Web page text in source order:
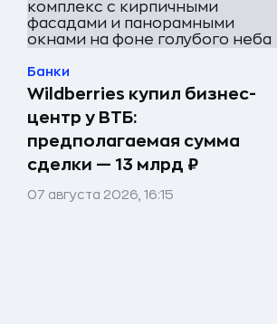
Банки
Wildberries купил бизнес-
центр у ВТБ:
предполагаемая сумма
сделки — 13 млрд ₽
07 августа 2026, 16:15